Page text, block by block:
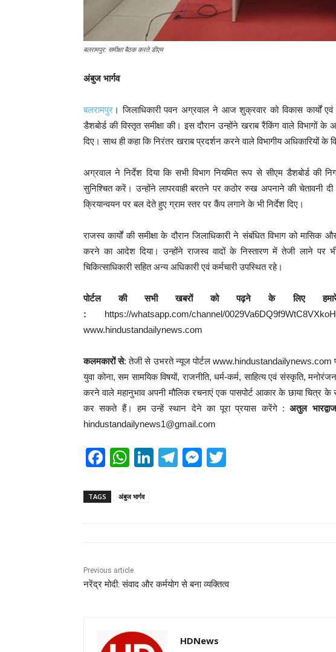
बलरामपुर: समीक्षा बैठक करते डीएम
अंबुज भार्गव
बलरामपुर । जिलाधिकारी पवन अग्रवाल ने आज शुक्रवार को विकास कार्यों
डैशबोर्ड की विस्तृत समीक्षा की। इस दौरान उन्होंने खराब रैंकिंग वाले विभागों
दिए। साथ ही कहा कि निरंतर खराब प्रदर्शन करने वाले विभागीय अधिकारियों के
अग्रवाल ने निर्देश दिया कि सभी विभाग नियमित रूप से सीएम डैशबोर्ड की
सुनिश्चित करें। उन्होंने लापरवाही बरतने पर कठोर रुख अपनाने की चेतावनी
क्रियान्वयन पर बल देते हुए ग्राम स्तर पर कैंप लगाने के भी निर्देश दिए।
राजस्व कार्यों की समीक्षा के दौरान जिलाधिकारी ने संबंधित विभाग को मासिक
करने का आदेश दिया। उन्होंने राजस्व वादों के निस्तारण में तेजी लाने पर
चिकित्साधिकारी सहित अन्य अधिकारी एवं कर्मचारी उपस्थित रहे।
पोर्टल की सभी खबरों को पढ़ने के लिए
: https://whatsapp.com/channel/
www.hindustandailynews.com
कलमकारों से: तेजी से उभरते न्यूज पोर्टल www.hindustandailynews.com
युवा कोना, सम सामयिक विषयों, राजनीति, धर्म-कर्म, साहित्य एवं संस्कृति,
करने वाले महानुभाव अपनी मौलिक रचनाएं एक पासपोर्ट आकार के छाया चित्र
कर सकते हैं। हम उन्हें स्थान देने का पूरा प्रयास करेंगे :अतुल भारद्वाज
hindustandailynews1@gmail.com
F
c
o
k
W
at
p
Li
T
M
TAGS अंबुज भार्गव
Previous article
नरेंद्र मोदी: संवाद और कर्मयोग से बना व्यक्तित्व
HDNews